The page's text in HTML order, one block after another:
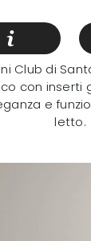
Club di
con inserti
e
letto.